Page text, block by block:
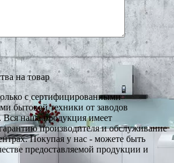
на товар
с сертифицированными
бытовой техники от заводов
Вся наша продукция имеет
производителя и обслуживание
Покупая у нас - можете быть
предоставляемой продукции и